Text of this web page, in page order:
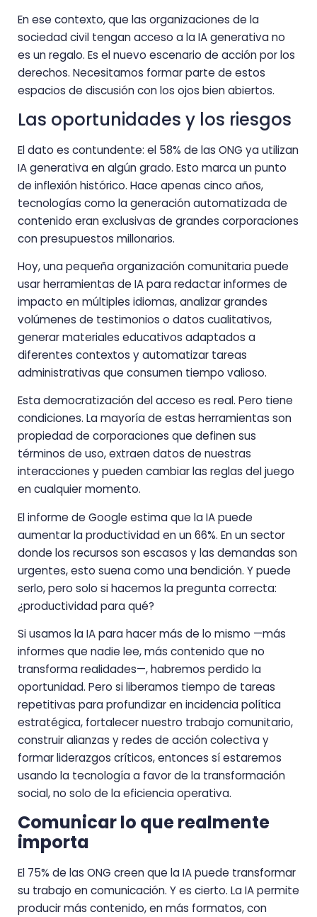
En ese contexto, que las organizaciones de la
sociedad civil tengan acceso a la IA generativa no
es un regalo. Es el nuevo escenario de acción por los
derechos. Necesitamos formar parte de estos
espacios de discusión con los ojos bien abiertos.
Las oportunidades y los riesgos
El dato es contundente: el 58% de las ONG ya utilizan
IA generativa en algún grado. Esto marca un punto
de inflexión histórico. Hace apenas cinco años,
tecnologías como la generación automatizada de
contenido eran exclusivas de grandes corporaciones
con presupuestos millonarios.
Hoy, una pequeña organización comunitaria puede
usar herramientas de IA para redactar informes de
impacto en múltiples idiomas, analizar grandes
volúmenes de testimonios o datos cualitativos,
generar materiales educativos adaptados a
diferentes contextos y automatizar tareas
administrativas que consumen tiempo valioso.
Esta democratización del acceso es real. Pero tiene
condiciones. La mayoría de estas herramientas son
propiedad de corporaciones que definen sus
términos de uso, extraen datos de nuestras
interacciones y pueden cambiar las reglas del juego
en cualquier momento.
El informe de Google estima que la IA puede
aumentar la productividad en un 66%. En un sector
donde los recursos son escasos y las demandas son
urgentes, esto suena como una bendición. Y puede
serlo, pero solo si hacemos la pregunta correcta:
¿productividad para qué?
Si usamos la IA para hacer más de lo mismo —más
informes que nadie lee, más contenido que no
transforma realidades—, habremos perdido la
oportunidad. Pero si liberamos tiempo de tareas
repetitivas para profundizar en incidencia política
estratégica, fortalecer nuestro trabajo comunitario,
construir alianzas y redes de acción colectiva y
formar liderazgos críticos, entonces sí estaremos
usando la tecnología a favor de la transformación
social, no solo de la eficiencia operativa.
Comunicar lo que realmente
importa
El 75% de las ONG creen que la IA puede transformar
su trabajo en comunicación. Y es cierto. La IA permite
producir más contenido, en más formatos, con